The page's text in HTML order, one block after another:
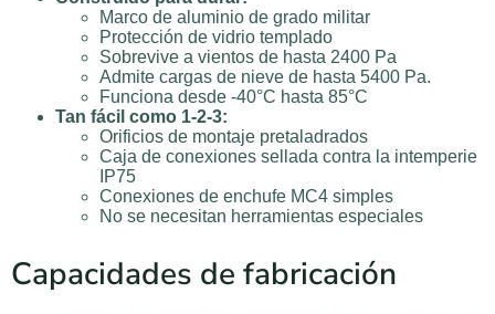
Marco de aluminio de grado militar
Protección de vidrio templado
Sobrevive a vientos de hasta 2400 Pa
Admite cargas de nieve de hasta 5400 Pa.
Funciona desde -40°C hasta 85°C
Tan fácil como 1-2-3:
Orificios de montaje pretaladrados
Caja de conexiones sellada contra la intemperie
IP75
Conexiones de enchufe MC4 simples
No se necesitan herramientas especiales
Capacidades de fabricación